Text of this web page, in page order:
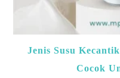
Jenis Susu
Cocok